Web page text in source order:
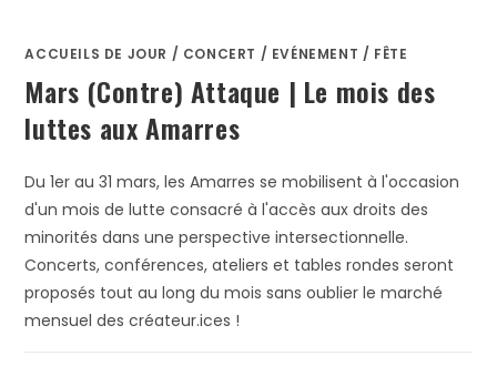
ACCUEILS DE JOUR / CONCERT / EVÉNEMENT / FÊTE
Mars (Contre) Attaque | Le mois des
luttes aux Amarres
Du 1er au 31 mars, les Amarres se mobilisent à l'occasion
d'un mois de lutte consacré à l'accès aux droits des
minorités dans une perspective intersectionnelle.
Concerts, conférences, ateliers et tables rondes seront
proposés tout au long du mois sans oublier le marché
mensuel des créateur.ices !